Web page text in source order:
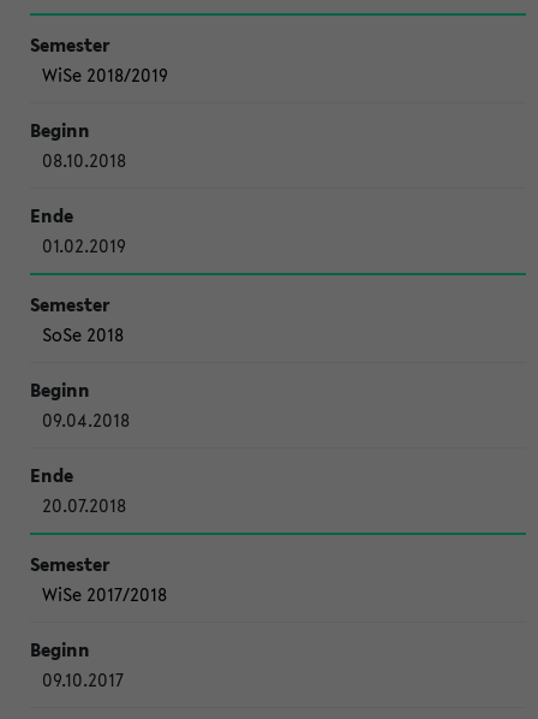
WiSe 2018/2019
08.10.2018
01.02.2019
SoSe 2018
09.04.2018
20.07.2018
WiSe 2017/2018
09.10.2017